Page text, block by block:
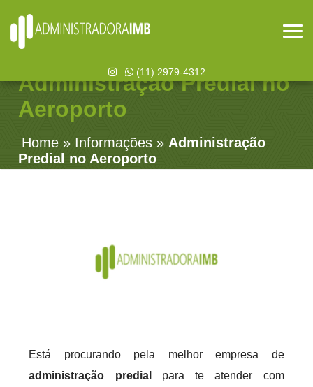
(11) 2979-4312
Administração Predial no
Aeroporto
Home » Informações » Administração
Predial no Aeroporto
Está procurando pela melhor empresa de
administração predial
para te atender com